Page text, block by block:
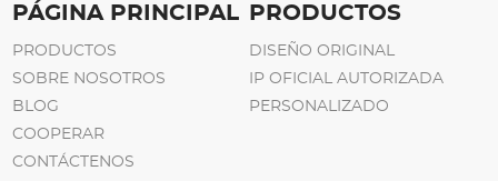
PÁGINA PRINCIPAL
PRODUCTOS
SOBRE NOSOTROS
BLOG
COOPERAR
CONTÁCTENOS
PRODUCTOS
DISEÑO ORIGINAL
IP OFICIAL AUTORIZADA
PERSONALIZADO